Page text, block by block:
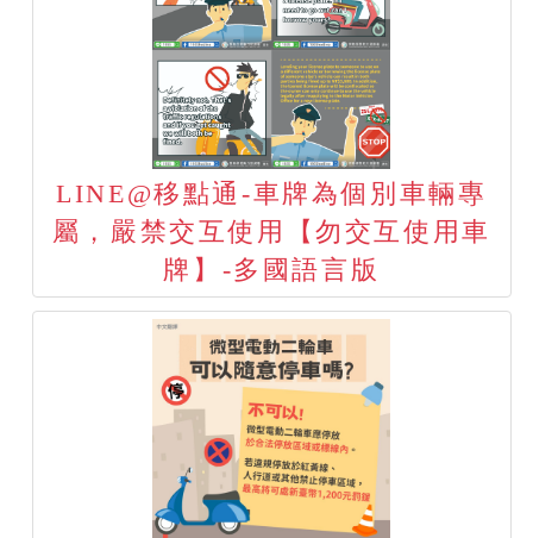
LINE@移點通-車牌為個別車輛專
屬，嚴禁交互使用【勿交互使用車
牌】-多國語言版